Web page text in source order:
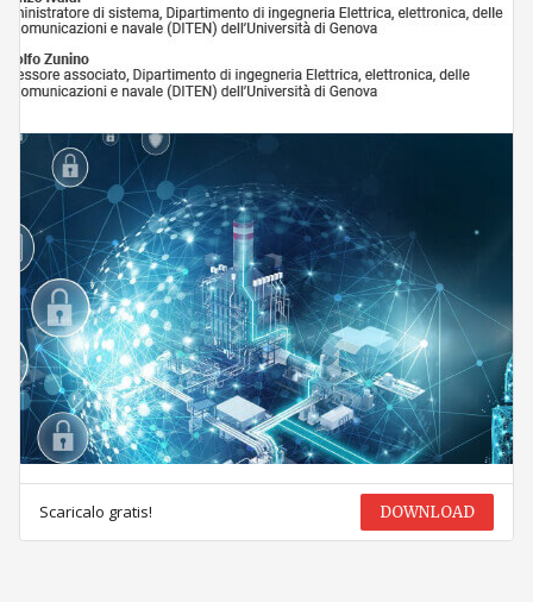
Scaricalo gratis! DOWNLOAD